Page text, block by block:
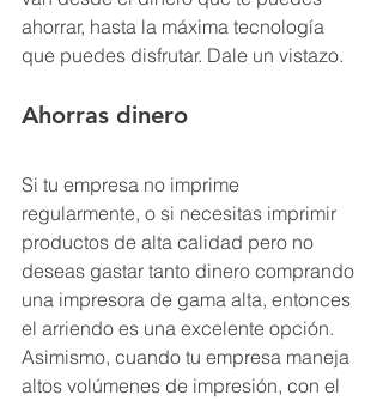
ahorrar, hasta la máxima tecnología
que puedes disfrutar. Dale un vistazo.
Ahorras dinero
Si tu empresa no imprime
regularmente, o si necesitas imprimir
productos de alta calidad pero no
deseas gastar tanto dinero comprando
una impresora de gama alta, entonces
el arriendo es una excelente opción.
Asimismo, cuando tu empresa maneja
altos volúmenes de impresión, con el